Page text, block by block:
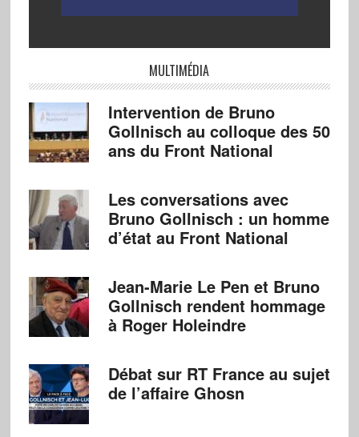
MULTIMÉDIA
Intervention de Bruno
Gollnisch au colloque des 50
ans du Front National
Les conversations avec
Bruno Gollnisch : un homme
d’état au Front National
Jean-Marie Le Pen et Bruno
Gollnisch rendent hommage
à Roger Holeindre
Débat sur RT France au sujet
de l’affaire Ghosn